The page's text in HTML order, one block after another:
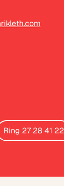
Ring 27 28 41 22